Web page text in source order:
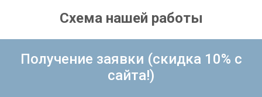
Схема нашей работы
Получение заявки (скидка 10% с
сайта!)